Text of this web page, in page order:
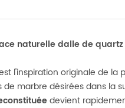
naturelle dalle de quartz
l'inspiration originale de la
marbre désirées dans la
devient